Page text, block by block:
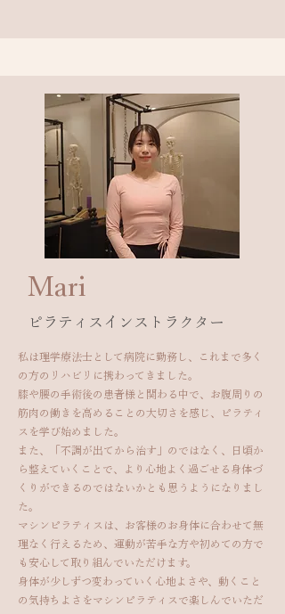
​Mari
​ピラティスインストラクター
私は理学療法士として病院に勤務し、これまで多く
の方のリハビリに携わってきました。
膝や腰の手術後の患者様と関わる中で、お腹周りの
筋肉の働きを高めることの大切さを感じ、ピラティ
スを学び始めました。
また、「不調が出てから治す」のではなく、日頃か
ら整えていくことで、より心地よく過ごせる身体づ
くりができるのではないかとも思うようになりまし
た。
マシンピラティスは、お客様のお身体に合わせて無
理なく行えるため、運動が苦手な方や初めての方で
も安心して取り組んでいただけます。
身体が少しずつ変わっていく心地よさや、動くこと
の気持ちよさをマシンピラティスで楽しんでいただ